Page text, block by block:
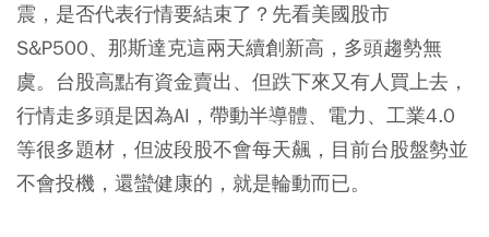
震，是否代表行情要結束了？先看美國股市
S&P500、那斯達克這兩天續創新高，多頭趨勢無
虞。台股高點有資金賣出、但跌下來又有人買上去，
行情走多頭是因為AI，帶動半導體、電力、工業4.0
等很多題材，但波段股不會每天飆，目前台股盤勢並
不會投機，還蠻健康的，就是輪動而已。